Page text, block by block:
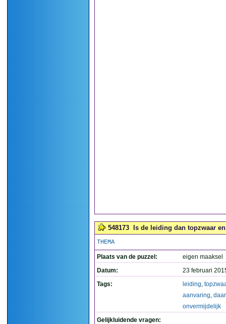
548173 Is de leiding dan topzwaar
THEMA
Plaats van de puzzel:
eigen maaksel
Datum:
23 februari
Tags:
leiding,
aanvaring,
onvermijdelijk
Gelijkluidende vragen: